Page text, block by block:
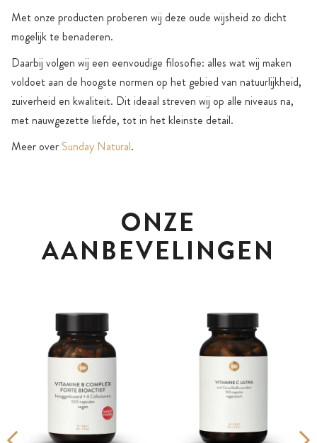
Met onze producten proberen wij deze oude wijsheid zo dicht
mogelijk te benaderen.
Daarbij volgen wij een eenvoudige filosofie: alles wat wij maken
voldoet aan de hoogste normen op het gebied van natuurlijkheid,
zuiverheid en kwaliteit. Dit ideaal streven wij op alle niveaus na,
met nauwgezette liefde, tot in het kleinste detail.
Meer over Sunday Natural.
ONZE
AANBEVELINGEN